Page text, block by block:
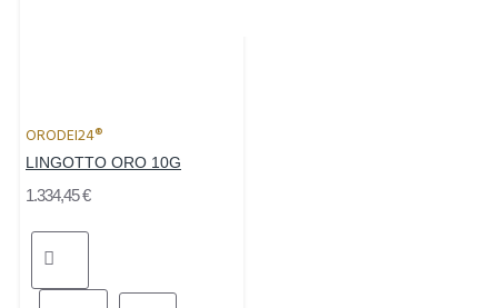
ORODEI24®
LINGOTTO ORO 10G
1.334,45 €